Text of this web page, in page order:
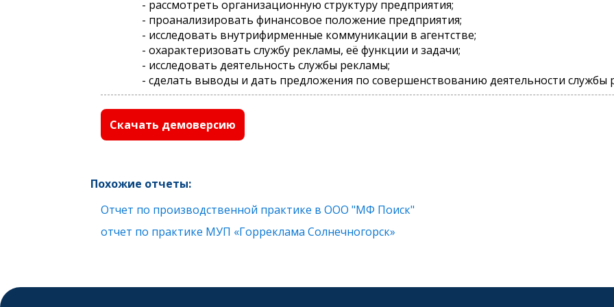
- рассмотреть организационную структуру предприятия;
- проанализировать финансовое положение предприятия;
- исследовать внутрифирменные коммуникации в агентстве;
- охарактеризовать службу рекламы, её функции и задачи;
- исследовать деятельность службы рекламы;
- сделать выводы и дать предложения по совершенствованию деятельности службы
Скачать демоверсию
Похожие отчеты:
Отчет по производственной практике в ООО "МФ Поиск"
отчет по практике МУП «Горреклама Солнечногорск»